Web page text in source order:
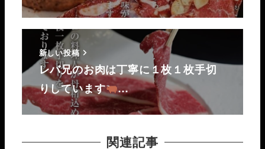
新しい投稿
レバ兄のお肉は丁寧に１枚１枚手切
りしています
…
関連記事